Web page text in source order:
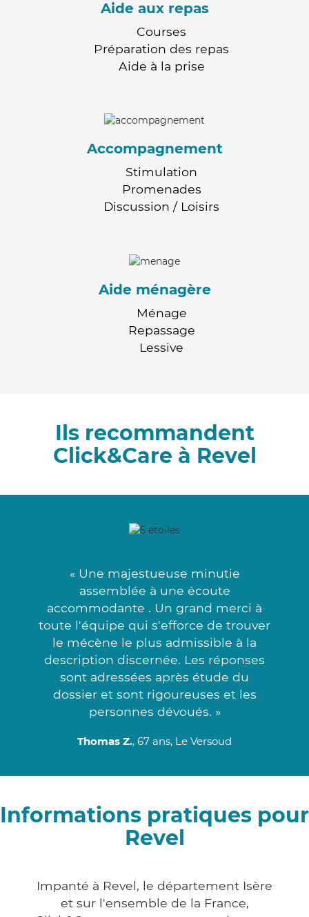
Aide aux repas
Courses
Préparation des repas
Aide à la prise
Accompagnement
Stimulation
Promenades
Discussion / Loisirs
Aide ménagère
Ménage
Repassage
Lessive
Ils recommandent
Click&Care à Revel
« Une majestueuse minutie
assemblée à une écoute
accommodante . Un grand merci à
toute l'équipe qui s'efforce de trouver
le mécène le plus admissible à la
description discernée. Les réponses
sont adressées après étude du
dossier et sont rigoureuses et les
personnes dévoués. »
Thomas Z., 67 ans, Le Versoud
Informations pratiques pour
Revel
Impanté à Revel, le département Isère
et sur l'ensemble de la France,